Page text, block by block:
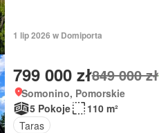
1 lip 2026 w Domiporta
799 000 zł849 000 zł
Somonino, Pomorskie
5 Pokoje
110 m²
Taras